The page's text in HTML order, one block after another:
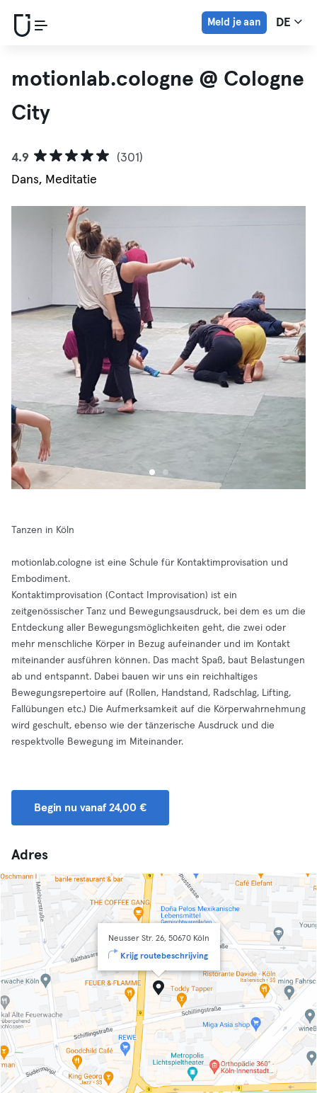
Meld je aan DE
motionlab.cologne @ Cologne
City
4.9
(301)
Dans, Meditatie
Tanzen in Köln
motionlab.cologne ist eine Schule für Kontaktimprovisation und
Embodiment.
Kontaktimprovisation (Contact Improvisation) ist ein
zeitgenössischer Tanz und Bewegungsausdruck, bei dem es um die
Entdeckung aller Bewegungsmöglichkeiten geht, die zwei oder
mehr menschliche Körper in Bezug aufeinander und im Kontakt
miteinander ausführen können. Das macht Spaß, baut Belastungen
ab und entspannt. Dabei bauen wir uns ein reichhaltiges
Bewegungsrepertoire auf (Rollen, Handstand, Radschlag, Lifting,
Fallübungen etc.) Die Aufmerksamkeit auf die Körperwahrnehmung
wird geschult, ebenso wie der tänzerische Ausdruck und die
respektvolle Bewegung im Miteinander.
Begin nu vanaf 24,00 €
Adres
Neusser Str. 26, 50670 Köln
Krijg routebeschrijving